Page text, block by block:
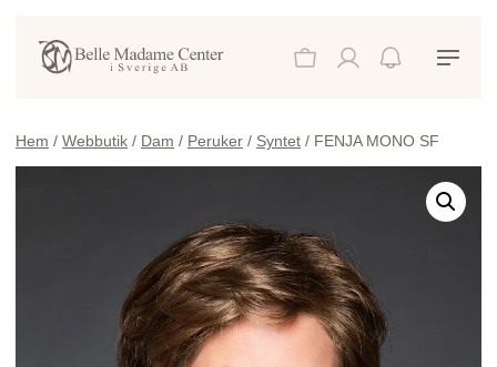
Hem / Webbutik / Dam / Peruker / Syntet / FENJA MONO SF